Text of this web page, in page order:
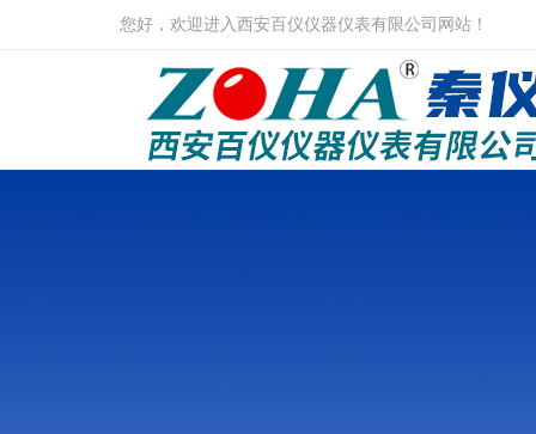
您好，欢迎进入西安百仪仪器仪表有限公司网站！